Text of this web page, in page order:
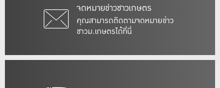
จดหมายข่าวชาวเกษตร
คุณสามารถติดตามจดหมายข่าว
ชาวม.เกษตรได้ที่นี่